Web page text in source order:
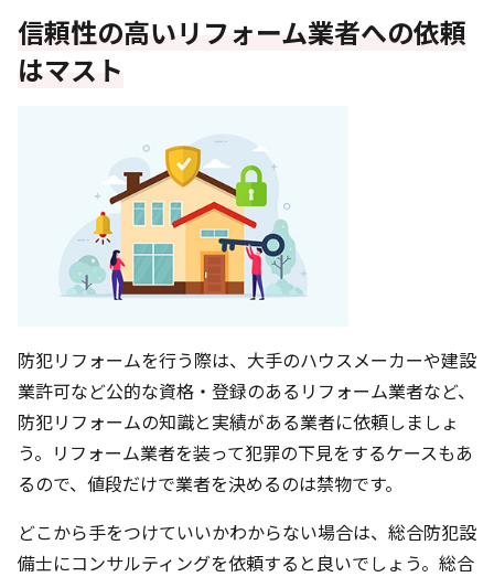
信頼性の高いリフォーム業者への依頼
はマスト
防犯リフォームを行う際は、大手のハウスメーカーや建設
業許可など公的な資格・登録のあるリフォーム業者など、
防犯リフォームの知識と実績がある業者に依頼しましょ
う。リフォーム業者を装って犯罪の下見をするケースもあ
るので、値段だけで業者を決めるのは禁物です。
どこから手をつけていいかわからない場合は、総合防犯設
備士にコンサルティングを依頼すると良いでしょう。総合